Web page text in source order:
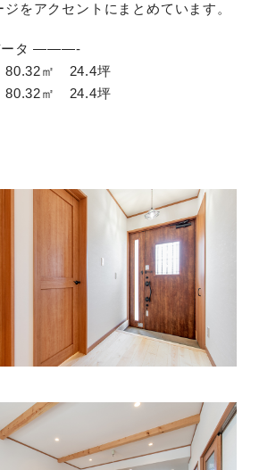
をアクセントにまとめています。
タ ———-
㎡ 24.4坪
㎡ 24.4坪